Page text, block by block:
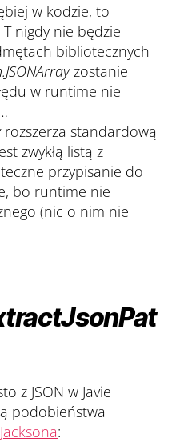
w kodzie, to
nigdy nie będzie
bibliotecznych
zostanie
w runtime nie
rozszerza standardową
zwykłą listą z
przypisanie do
bo runtime nie
(nic o nim nie
z JSON w Javie
podobieństwa
Jacksona: